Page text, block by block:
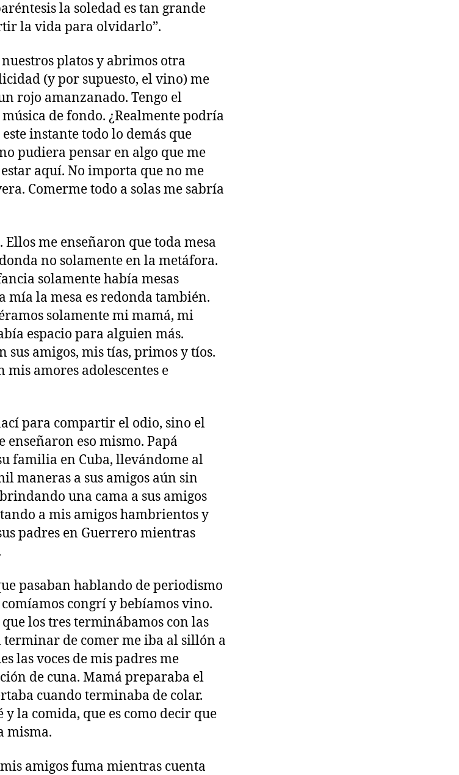
la soledad es tan grande
la vida para olvidarlo”.
platos y abrimos otra
(y por supuesto, el vino) me
rojo amanzanado. Tengo el
de fondo. ¿Realmente podría
instante todo lo demás que
pudiera pensar en algo que me
aquí. No importa que no me
Comerme todo a solas me sabría
Ellos me enseñaron que toda mesa
no solamente en la metáfora.
solamente había mesas
mía la mesa es redonda también.
solamente mi mamá, mi
espacio para alguien más.
sus amigos, mis tías, primos y tíos.
mis amores adolescentes e
para compartir el odio, sino el
enseñaron eso mismo. Papá
familia en Cuba, llevándome al
maneras a sus amigos aún sin
una cama a sus amigos
a mis amigos hambrientos y
padres en Guerrero mientras
pasaban hablando de periodismo
congrí y bebíamos vino.
los tres terminábamos con las
terminar de comer me iba al sillón a
las voces de mis padres me
de cuna. Mamá preparaba el
cuando terminaba de colar.
y la comida, que es como decir que
misma.
amigos fuma mientras cuenta